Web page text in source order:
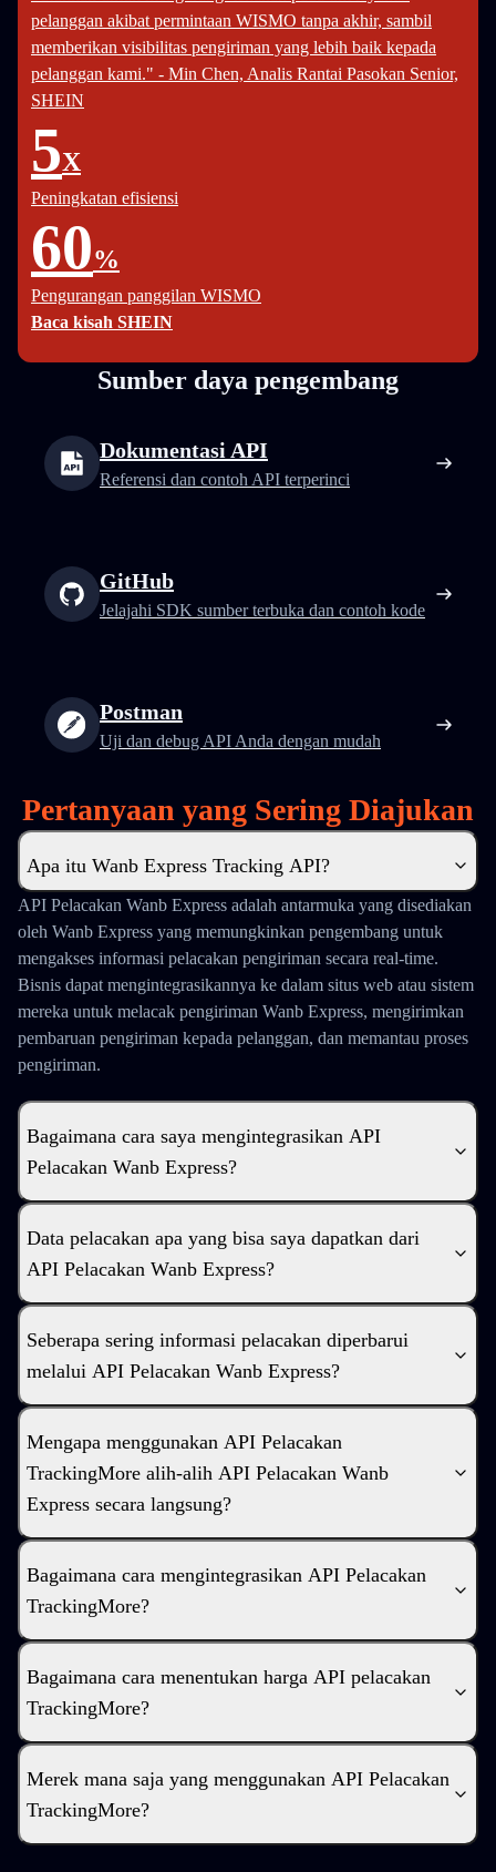
pelanggan akibat permintaan WISMO tanpa akhir, sambil
memberikan visibilitas pengiriman yang lebih baik kepada
pelanggan kami." - Min Chen, Analis Rantai Pasokan Senior,
SHEIN
5X
Peningkatan efisiensi
60%
Pengurangan panggilan WISMO
Baca kisah SHEIN
Sumber daya pengembang
Dokumentasi API
Referensi dan contoh API terperinci
GitHub
Jelajahi SDK sumber terbuka dan contoh kode
Postman
Uji dan debug API Anda dengan mudah
Pertanyaan yang Sering Diajukan
Apa itu Wanb Express Tracking API?
API Pelacakan Wanb Express adalah antarmuka yang disediakan
oleh Wanb Express yang memungkinkan pengembang untuk
mengakses informasi pelacakan pengiriman secara real-time.
Bisnis dapat mengintegrasikannya ke dalam situs web atau sistem
mereka untuk melacak pengiriman Wanb Express, mengirimkan
pembaruan pengiriman kepada pelanggan, dan memantau proses
pengiriman.
Bagaimana cara saya mengintegrasikan API
Pelacakan Wanb Express?
Data pelacakan apa yang bisa saya dapatkan dari
API Pelacakan Wanb Express?
Seberapa sering informasi pelacakan diperbarui
melalui API Pelacakan Wanb Express?
Mengapa menggunakan API Pelacakan
TrackingMore alih-alih API Pelacakan Wanb
Express secara langsung?
Bagaimana cara mengintegrasikan API Pelacakan
TrackingMore?
Bagaimana cara menentukan harga API pelacakan
TrackingMore?
Merek mana saja yang menggunakan API Pelacakan
TrackingMore?